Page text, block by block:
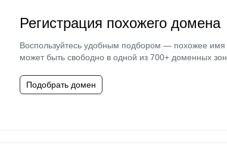
Регистрация похожего домена
Воспользуйтесь удобным подбором — похожее имя
может быть свободно в одной из 700+ доменных зон.
Подобрать домен